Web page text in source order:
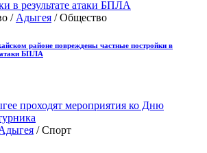
/ Адыгея / Общество
районе повреждены частные постройки в
атаки БПЛА
/ Спорт